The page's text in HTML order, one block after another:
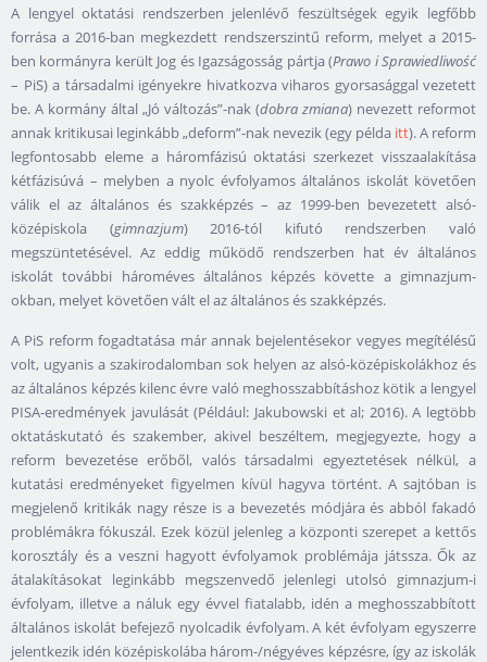
A lengyel oktatási rendszerben jelenlévő feszültségek egyik legfőbb
forrása a 2016-ban megkezdett rendszerszintű reform, melyet a 2015-
ben kormányra került Jog és Igazságosság pártja (Prawo i Sprawiedliwość
– PiS) a társadalmi igényekre hivatkozva viharos gyorsasággal vezetett
be. A kormány által „Jó változás”-nak (dobra zmiana) nevezett reformot
annak kritikusai leginkább „deform”-nak nevezik (egy példa itt). A reform
legfontosabb eleme a háromfázisú oktatási szerkezet visszaalakítása
kétfázisúvá – melyben a nyolc évfolyamos általános iskolát követően
válik el az általános és szakképzés – az 1999-ben bevezetett alsó-
középiskola (gimnazjum) 2016-tól kifutó rendszerben való
megszüntetésével. Az eddig működő rendszerben hat év általános
iskolát további hároméves általános képzés követte a gimnazjum-
okban, melyet követően vált el az általános és szakképzés.
A PiS reform fogadtatása már annak bejelentésekor vegyes megítélésű
volt, ugyanis a szakirodalomban sok helyen az alsó-középiskolákhoz és
az általános képzés kilenc évre való meghosszabbításhoz kötik a lengyel
PISA-eredmények javulását (Például: Jakubowski et al; 2016). A legtöbb
oktatáskutató és szakember, akivel beszéltem, megjegyezte, hogy a
reform bevezetése erőből, valós társadalmi egyeztetések nélkül, a
kutatási eredményeket figyelmen kívül hagyva történt. A sajtóban is
megjelenő kritikák nagy része is a bevezetés módjára és abból fakadó
problémákra fókuszál. Ezek közül jelenleg a központi szerepet a kettős
korosztály és a veszni hagyott évfolyamok problémája játssza. Ők az
átalakításokat leginkább megszenvedő jelenlegi utolsó gimnazjum-i
évfolyam, illetve a náluk egy évvel fiatalabb, idén a meghosszabbított
általános iskolát befejező nyolcadik évfolyam. A két évfolyam egyszerre
jelentkezik idén középiskolába három-/négyéves képzésre, így az iskolák